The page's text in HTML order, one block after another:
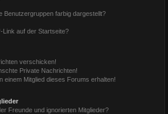
Benutzergruppen farbig dargestellt?
Link auf der Startseite?
verschicken!
Private Nachrichten!
einem Mitglied dieses Forums erhalten!
Freunde und ignorierten Mitglieder?